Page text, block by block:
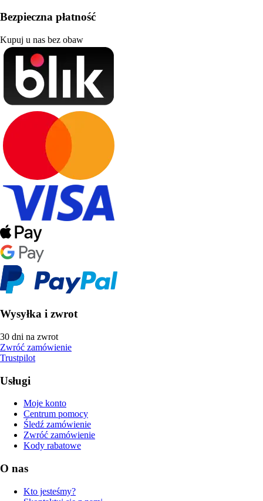
Bezpieczna płatność
Kupuj u nas bez obaw
Wysyłka i zwrot
30 dni na zwrot
Zwróć zamówienie
Trustpilot
Usługi
Moje konto
Centrum pomocy
Śledź zamówienie
Zwróć zamówienie
Kody rabatowe
O nas
Kto jesteśmy?